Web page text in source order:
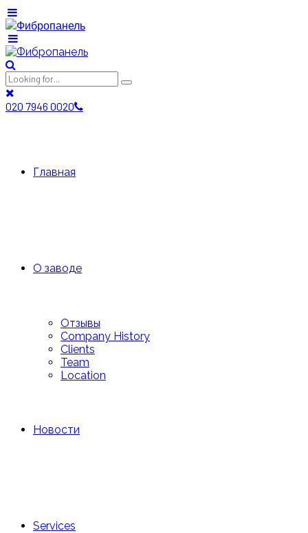
020 7946 0020
Главная
О заводе
Отзывы
Company History
Clients
Team
Location
Новости
Services